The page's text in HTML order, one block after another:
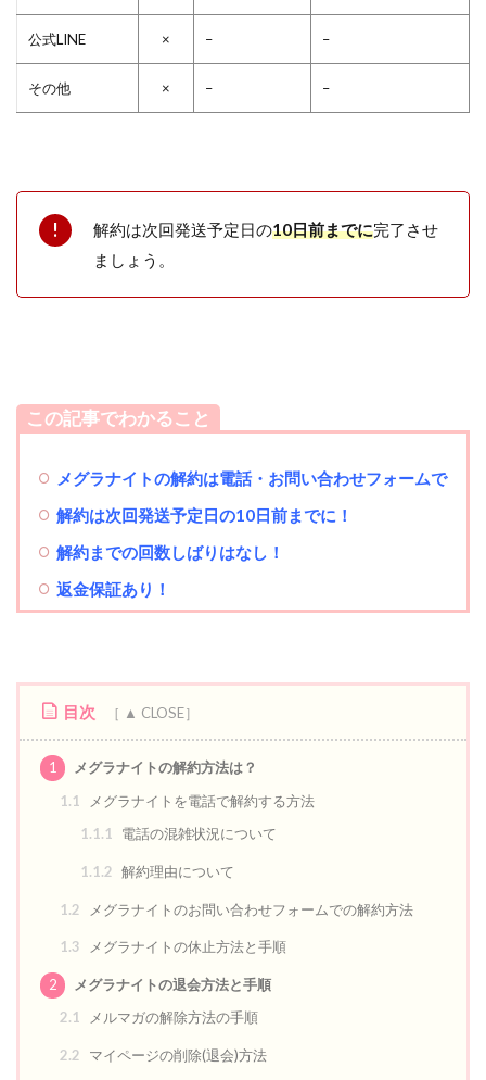
公式LINE × – –
その他 × – –
解約は次回発送予定日の10日前までに完了させ
ましょう。
この記事でわかること
メグラナイトの解約は電話・お問い合わせフォームで
解約は次回発送予定日の10日前までに！
解約までの回数しばりはなし！
返金保証あり！
目次
1
メグラナイトの解約方法は？
1.1
メグラナイトを電話で解約する方法
1.1.1
電話の混雑状況について
1.1.2 解約理由について
1.2 メグラナイトのお問い合わせフォームでの解約方法
1.3 メグラナイトの休止方法と手順
2
メグラナイトの退会方法と手順
2.1
メルマガの解除方法の手順
2.2 マイページの削除(退会)方法